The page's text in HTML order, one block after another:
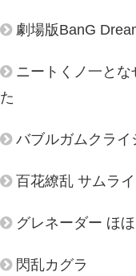
劇場版BanG
ニートくノ一とな
た
バブルガムクライ
百花繚乱 サムラ
グレネーダー ほ
閃乱カグラ